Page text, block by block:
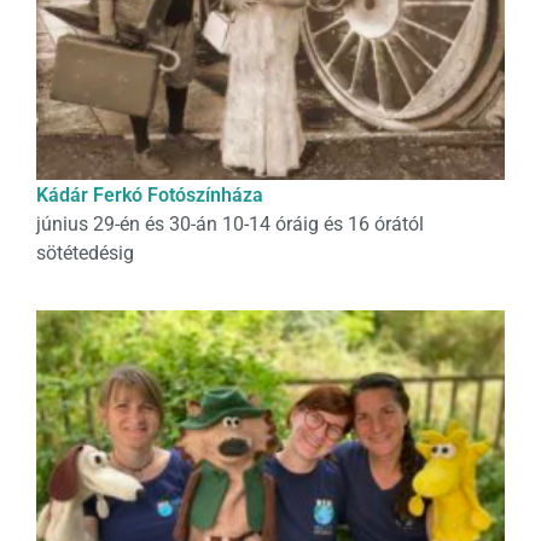
Kádár Ferkó Fotószínháza
június 29-én és 30-án 10-14 óráig és 16 órától
sötétedésig